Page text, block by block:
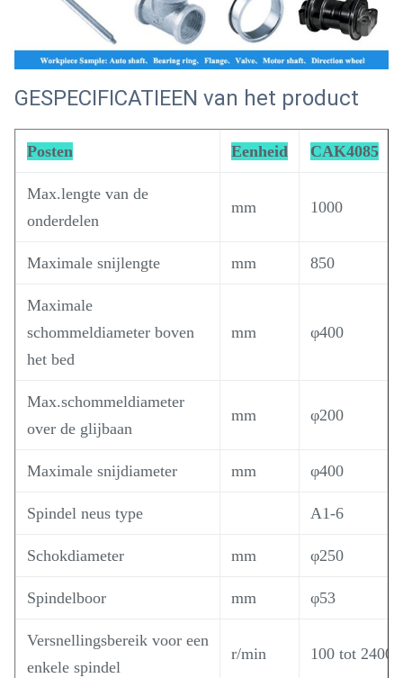
GESPECIFICATIEEN van het product
Posten Eenheid CAK4085
Max.lengte van de
onderdelen
mm 1000
Maximale snijlengte mm 850
Maximale
schommeldiameter boven
het bed
mm φ400
Max.schommeldiameter
over de glijbaan
mm φ200
Maximale snijdiameter mm φ400
Spindel neus type A1-6
Schokdiameter mm φ250
Spindelboor mm φ53
Versnellingsbereik voor een
enkele spindel
r/min 100 tot 2400